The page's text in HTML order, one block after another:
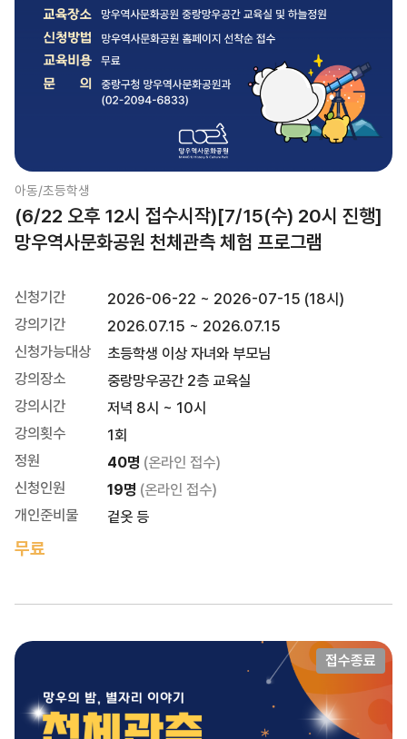
아동/초등학생
(6/22 오후 12시 접수시작)[7/15(수) 20시 진행]
망우역사문화공원 천체관측 체험 프로그램
신청기간
2026-06-22 ~ 2026-07-15 (18시)
강의기간
2026.07.15 ~ 2026.07.15
신청가능대상
초등학생 이상 자녀와 부모님
강의장소
중랑망우공간 2층 교육실
강의시간
저녁 8시 ~ 10시
강의횟수
1회
정원
40명 (온라인 접수)
신청인원
19명 (온라인 접수)
개인준비물
겉옷 등
무료
접수종료